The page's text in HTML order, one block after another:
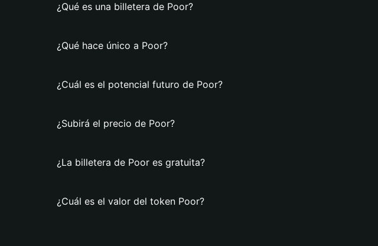
¿Qué es una billetera de Poor?
¿Qué hace único a Poor?
¿Cuál es el potencial futuro de Poor?
¿Subirá el precio de Poor?
¿La billetera de Poor es gratuita?
¿Cuál es el valor del token Poor?